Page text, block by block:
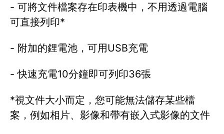
- 可將文件檔案存在印表機中，不用透過電腦
可直接列印*
- 附加的鋰電池，可用USB充電
- 快速充電10分鐘即可列印36張
*視文件大小而定，您可能無法儲存某些檔
案，例如相片、影像和帶有嵌入式影像的文件